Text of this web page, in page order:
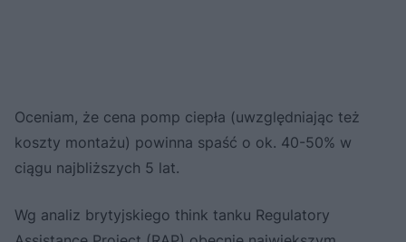
Oceniam, że cena pomp ciepła (uwzględniając też
koszty montażu) powinna spaść o ok. 40-50% w
ciągu najbliższych 5 lat.
Wg analiz brytyjskiego think tanku Regulatory